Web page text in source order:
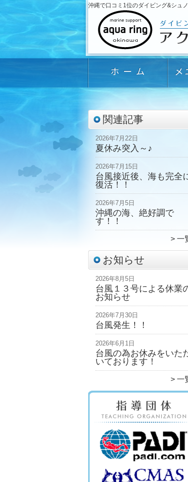
沖縄で口コミ1位のダイビング&シュ
関連記事
2026年7月22日
夏休み突入～♪
2026年7月15日
台風接近後、海も完全
復活！！
2026年7月5日
沖縄の海、絶好調で
す！！
一
お知らせ
2026年8月5日
台風１３号による休業
お知らせ
2026年7月30日
台風発生！！
2026年6月1日
台風の為お休みをいた
いております！
一